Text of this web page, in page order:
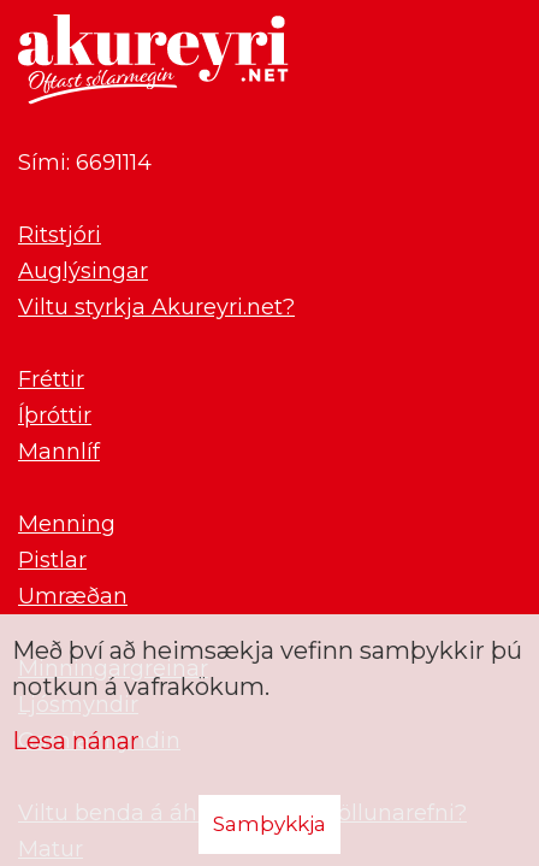
Sími: 6691114
Ritstjóri
Auglýsingar
Viltu styrkja Akureyri.net?
Fréttir
Íþróttir
Mannlíf
Menning
Pistlar
Umræðan
Minningargreinar
Ljósmyndir
Gamla myndin
Viltu benda á áhugavert umfjöllunarefni?
Matur
Með því að heimsækja vefinn samþykkir þú
notkun á vafrakökum.
Lesa nánar
Samþykkja